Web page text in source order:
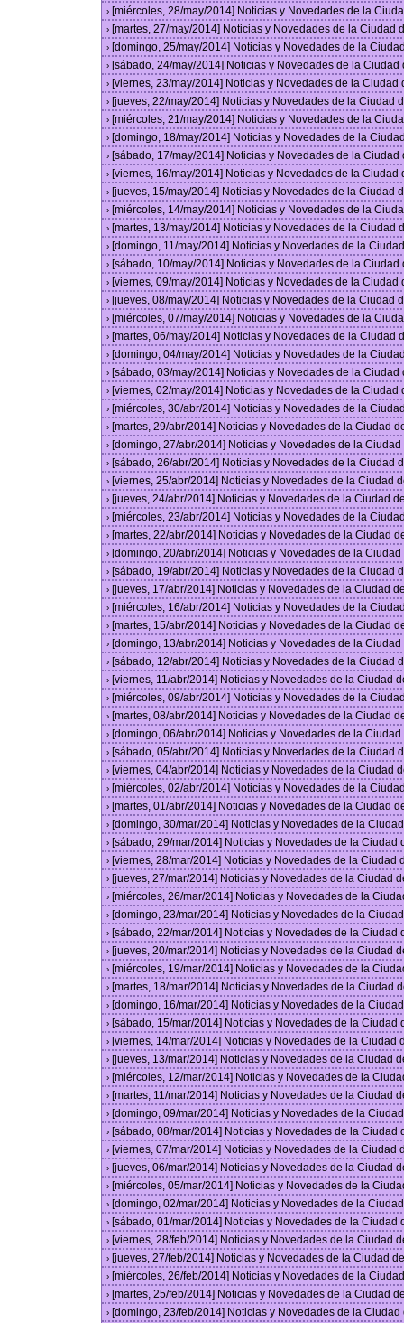
› [miércoles, 28/may/2014] Noticias y Novedades de la
› [martes, 27/may/2014] Noticias y Novedades de la Ciudad
› [domingo, 25/may/2014] Noticias y Novedades de la
› [sábado, 24/may/2014] Noticias y Novedades de la
› [viernes, 23/may/2014] Noticias y Novedades de la
› [jueves, 22/may/2014] Noticias y Novedades de la Ciudad
› [miércoles, 21/may/2014] Noticias y Novedades de la
› [domingo, 18/may/2014] Noticias y Novedades de la
› [sábado, 17/may/2014] Noticias y Novedades de la
› [viernes, 16/may/2014] Noticias y Novedades de la
› [jueves, 15/may/2014] Noticias y Novedades de la Ciudad
› [miércoles, 14/may/2014] Noticias y Novedades de la
› [martes, 13/may/2014] Noticias y Novedades de la Ciudad
› [domingo, 11/may/2014] Noticias y Novedades de la
› [sábado, 10/may/2014] Noticias y Novedades de la
› [viernes, 09/may/2014] Noticias y Novedades de la
› [jueves, 08/may/2014] Noticias y Novedades de la Ciudad
› [miércoles, 07/may/2014] Noticias y Novedades de la
› [martes, 06/may/2014] Noticias y Novedades de la Ciudad
› [domingo, 04/may/2014] Noticias y Novedades de la
› [sábado, 03/may/2014] Noticias y Novedades de la
› [viernes, 02/may/2014] Noticias y Novedades de la
› [miércoles, 30/abr/2014] Noticias y Novedades de la
› [martes, 29/abr/2014] Noticias y Novedades de la Ciudad
› [domingo, 27/abr/2014] Noticias y Novedades de la
› [sábado, 26/abr/2014] Noticias y Novedades de la Ciudad
› [viernes, 25/abr/2014] Noticias y Novedades de la Ciudad
› [jueves, 24/abr/2014] Noticias y Novedades de la Ciudad
› [miércoles, 23/abr/2014] Noticias y Novedades de la
› [martes, 22/abr/2014] Noticias y Novedades de la Ciudad
› [domingo, 20/abr/2014] Noticias y Novedades de la
› [sábado, 19/abr/2014] Noticias y Novedades de la Ciudad
› [jueves, 17/abr/2014] Noticias y Novedades de la Ciudad
› [miércoles, 16/abr/2014] Noticias y Novedades de la
› [martes, 15/abr/2014] Noticias y Novedades de la Ciudad
› [domingo, 13/abr/2014] Noticias y Novedades de la
› [sábado, 12/abr/2014] Noticias y Novedades de la Ciudad
› [viernes, 11/abr/2014] Noticias y Novedades de la Ciudad
› [miércoles, 09/abr/2014] Noticias y Novedades de la
› [martes, 08/abr/2014] Noticias y Novedades de la Ciudad
› [domingo, 06/abr/2014] Noticias y Novedades de la
› [sábado, 05/abr/2014] Noticias y Novedades de la Ciudad
› [viernes, 04/abr/2014] Noticias y Novedades de la Ciudad
› [miércoles, 02/abr/2014] Noticias y Novedades de la
› [martes, 01/abr/2014] Noticias y Novedades de la Ciudad
› [domingo, 30/mar/2014] Noticias y Novedades de la
› [sábado, 29/mar/2014] Noticias y Novedades de la Ciudad
› [viernes, 28/mar/2014] Noticias y Novedades de la Ciudad
› [jueves, 27/mar/2014] Noticias y Novedades de la Ciudad
› [miércoles, 26/mar/2014] Noticias y Novedades de la
› [domingo, 23/mar/2014] Noticias y Novedades de la
› [sábado, 22/mar/2014] Noticias y Novedades de la Ciudad
› [jueves, 20/mar/2014] Noticias y Novedades de la Ciudad
› [miércoles, 19/mar/2014] Noticias y Novedades de la
› [martes, 18/mar/2014] Noticias y Novedades de la Ciudad
› [domingo, 16/mar/2014] Noticias y Novedades de la
› [sábado, 15/mar/2014] Noticias y Novedades de la Ciudad
› [viernes, 14/mar/2014] Noticias y Novedades de la Ciudad
› [jueves, 13/mar/2014] Noticias y Novedades de la Ciudad
› [miércoles, 12/mar/2014] Noticias y Novedades de la
› [martes, 11/mar/2014] Noticias y Novedades de la Ciudad
› [domingo, 09/mar/2014] Noticias y Novedades de la
› [sábado, 08/mar/2014] Noticias y Novedades de la Ciudad
› [viernes, 07/mar/2014] Noticias y Novedades de la Ciudad
› [jueves, 06/mar/2014] Noticias y Novedades de la Ciudad
› [miércoles, 05/mar/2014] Noticias y Novedades de la
› [domingo, 02/mar/2014] Noticias y Novedades de la
› [sábado, 01/mar/2014] Noticias y Novedades de la Ciudad
› [viernes, 28/feb/2014] Noticias y Novedades de la Ciudad
› [jueves, 27/feb/2014] Noticias y Novedades de la Ciudad
› [miércoles, 26/feb/2014] Noticias y Novedades de la
› [martes, 25/feb/2014] Noticias y Novedades de la Ciudad
› [domingo, 23/feb/2014] Noticias y Novedades de la